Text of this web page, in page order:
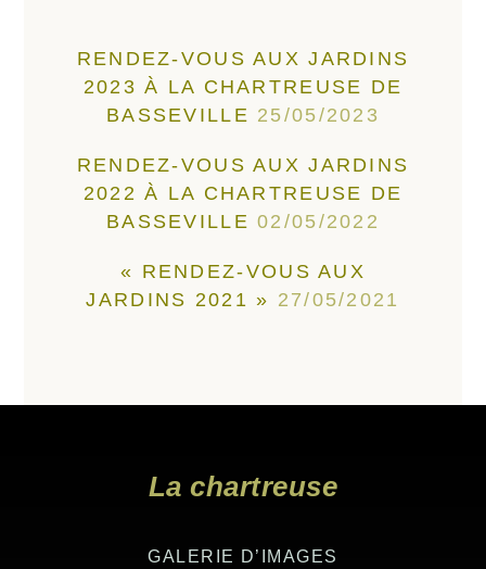
RENDEZ-VOUS AUX JARDINS
2023 À LA CHARTREUSE DE
BASSEVILLE 25/05/2023
RENDEZ-VOUS AUX JARDINS
2022 À LA CHARTREUSE DE
BASSEVILLE 02/05/2022
« RENDEZ-VOUS AUX
JARDINS 2021 » 27/05/2021
La chartreuse
GALERIE D’IMAGES